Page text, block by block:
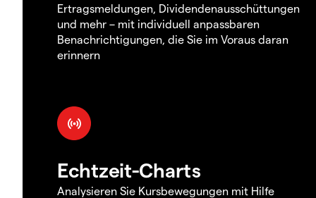
Ertragsmeldungen, Dividendenausschüttungen
und mehr – mit individuell anpassbaren
Benachrichtigungen, die Sie im Voraus daran
erinnern
Echtzeit-Charts
Analysieren Sie Kursbewegungen mit Hilfe